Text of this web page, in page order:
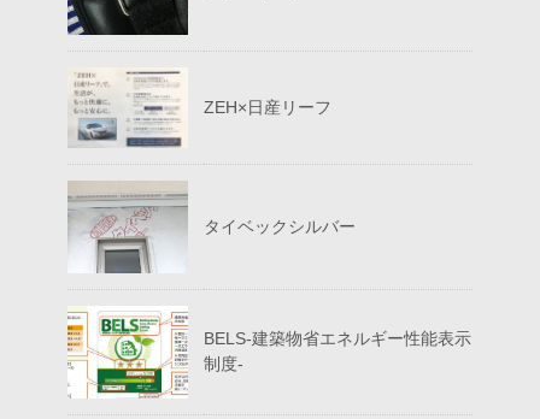
ZEH×日産リーフ
タイベックシルバー
BELS-建築物省エネルギー性能表示
制度-